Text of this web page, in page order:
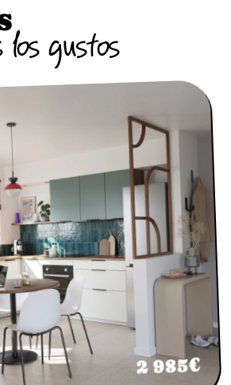
los gustos
2 985€